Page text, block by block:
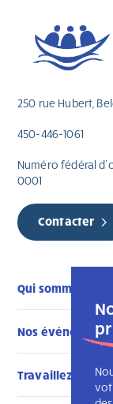
250 rue Hubert,
450-446-1061
Numéro fédéral
0001
Contacter
Qui sommes-nous
Nos événements
Travaillez avec